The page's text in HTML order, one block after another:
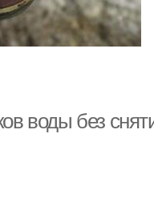
воды без